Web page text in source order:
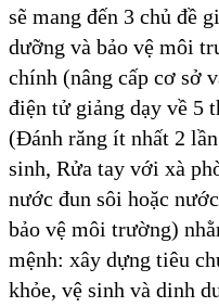
sẽ mang đến 3 chủ đề
dưỡng và bảo vệ môi
chính (nâng cấp cơ sở
điện tử giảng dạy về 5
(Đánh răng ít nhất 2
sinh, Rửa tay với xà
nước đun sôi hoặc
bảo vệ môi trường)
mệnh: xây dựng tiêu
khỏe, vệ sinh và dinh